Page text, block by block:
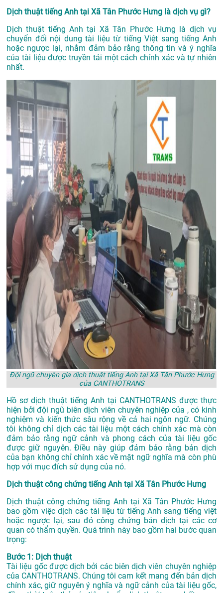
Dịch thuật tiếng Anh tại Xã Tân Phước Hưng là dịch vụ gì?
Dịch thuật tiếng Anh tại Xã Tân Phước Hưng là dịch vụ
chuyển đổi nội dung tài liệu từ tiếng Việt sang tiếng Anh
hoặc ngược lại, nhằm đảm bảo rằng thông tin và ý nghĩa
của tài liệu được truyền tải một cách chính xác và tự nhiên
nhất.
Đội ngũ chuyên gia dịch thuật tiếng Anh tại Xã Tân Phước Hưng
của CANTHOTRANS
Hồ sơ dịch thuật tiếng Anh tại CANTHOTRANS được thực
hiện bởi đội ngũ biên dịch viên chuyên nghiệp của , có kinh
nghiệm và kiến thức sâu rộng về cả hai ngôn ngữ. Chúng
tôi không chỉ dịch các tài liệu một cách chính xác mà còn
đảm bảo rằng ngữ cảnh và phong cách của tài liệu gốc
được giữ nguyên. Điều này giúp đảm bảo rằng bản dịch
của bạn không chỉ chính xác về mặt ngữ nghĩa mà còn phù
hợp với mục đích sử dụng của nó.
Dịch thuật công chứng tiếng Anh tại Xã Tân Phước Hưng
Dịch thuật công chứng tiếng Anh tại Xã Tân Phước Hưng
bao gồm việc dịch các tài liệu từ tiếng Anh sang tiếng việt
hoặc ngược lại, sau đó công chứng bản dịch tại các cơ
quan có thẩm quyền. Quá trình này bao gồm hai bước quan
trọng:
Bước 1: Dịch thuật
Tài liệu gốc được dịch bởi các biên dịch viên chuyên nghiệp
của CANTHOTRANS. Chúng tôi cam kết mang đến bản dịch
chính xác, giữ nguyên ý nghĩa và ngữ cảnh của tài liệu gốc,